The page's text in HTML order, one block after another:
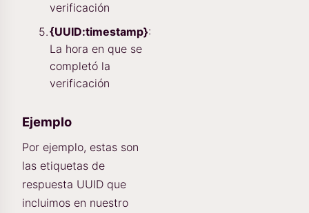
verificación
{UUID:timestamp}:
La hora en que se
completó la
verificación
Ejemplo
Por ejemplo, estas son
las etiquetas de
respuesta UUID que
incluimos en nuestro